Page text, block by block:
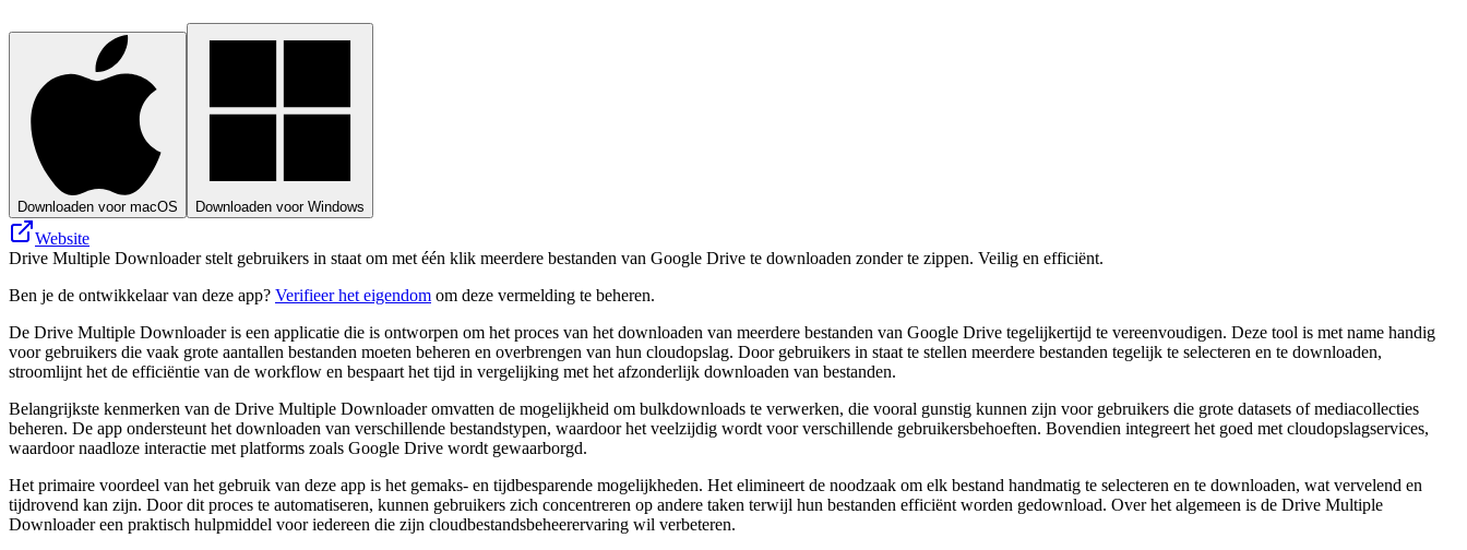
Downloaden voor macOS Downloaden voor Windows
Website
Drive Multiple Downloader stelt gebruikers in staat om met één klik meerdere bestanden van Google Drive te downloaden zonder te zippen. Veilig en efficiënt.
Ben je de ontwikkelaar van deze app? Verifieer het eigendom om deze vermelding te beheren.
De Drive Multiple Downloader is een applicatie die is ontworpen om het proces van het downloaden van meerdere bestanden van Google Drive tegelijkertijd te vereenvoudigen. Deze tool is met name handig
voor gebruikers die vaak grote aantallen bestanden moeten beheren en overbrengen van hun cloudopslag. Door gebruikers in staat te stellen meerdere bestanden tegelijk te selecteren en te downloaden,
stroomlijnt het de efficiëntie van de workflow en bespaart het tijd in vergelijking met het afzonderlijk downloaden van bestanden.
Belangrijkste kenmerken van de Drive Multiple Downloader omvatten de mogelijkheid om bulkdownloads te verwerken, die vooral gunstig kunnen zijn voor gebruikers die grote datasets of mediacollecties
beheren. De app ondersteunt het downloaden van verschillende bestandstypen, waardoor het veelzijdig wordt voor verschillende gebruikersbehoeften. Bovendien integreert het goed met cloudopslagservices,
waardoor naadloze interactie met platforms zoals Google Drive wordt gewaarborgd.
Het primaire voordeel van het gebruik van deze app is het gemaks- en tijdbesparende mogelijkheden. Het elimineert de noodzaak om elk bestand handmatig te selecteren en te downloaden, wat vervelend en
tijdrovend kan zijn. Door dit proces te automatiseren, kunnen gebruikers zich concentreren op andere taken terwijl hun bestanden efficiënt worden gedownload. Over het algemeen is de Drive Multiple
Downloader een praktisch hulpmiddel voor iedereen die zijn cloudbestandsbeheerervaring wil verbeteren.